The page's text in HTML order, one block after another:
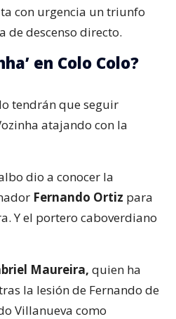
con urgencia un triunfo
de descenso directo.
en Colo Colo?
tendrán que seguir
atajando con la
dio a conocer la
Fernando Ortiz para
Y el portero caboverdiano
Maureira, quien ha
la lesión de Fernando de
Villanueva como